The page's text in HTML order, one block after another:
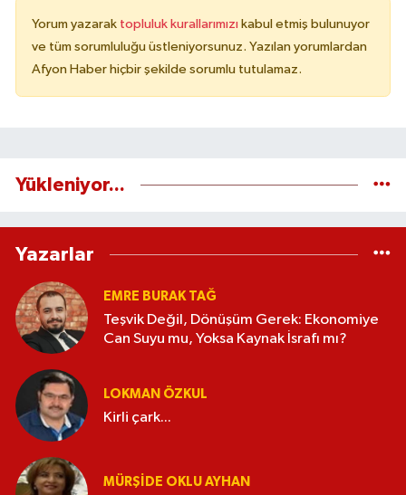
Yorum yazarak topluluk kurallarımızı kabul etmiş bulunuyor
ve tüm sorumluluğu üstleniyorsunuz. Yazılan yorumlardan
Afyon Haber hiçbir şekilde sorumlu tutulamaz.
Yükleniyor...
Yazarlar
EMRE BURAK TAĞ
Teşvik Değil, Dönüşüm Gerek: Ekonomiye
Can Suyu mu, Yoksa Kaynak İsrafı mı?
LOKMAN ÖZKUL
Kirli çark...
MÜRŞIDE OKLU AYHAN